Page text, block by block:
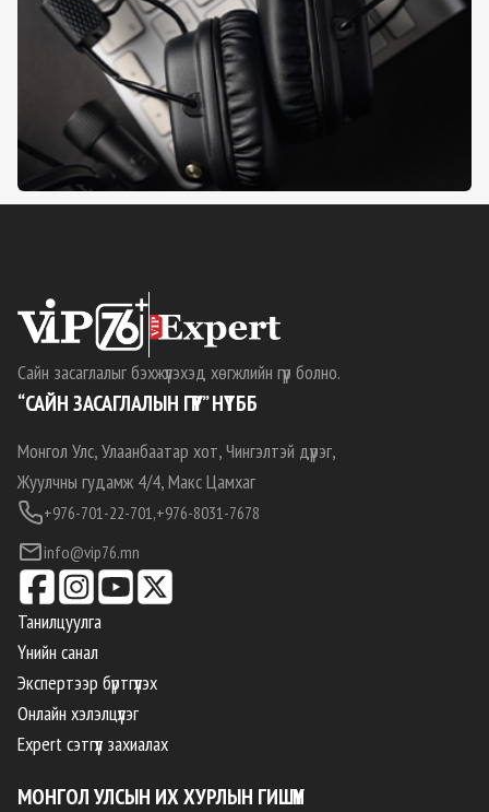
Сайн засаглалыг бэхжүүлэхэд хөгжлийн гүүр болно.
“САЙН ЗАСАГЛАЛЫН ГҮҮР” НҮТББ
Монгол Улс, Улаанбаатар хот, Чингэлтэй дүүрэг,
Жуулчны гудамж 4/4, Макс Цамхаг
+976-701-22-701,+976-8031-7678
info@vip76.mn
Танилцуулга
Үнийн санал
Экспертээр бүртгүүлэх
Онлайн хэлэлцүүлэг
Expert сэтгүүл захиалах
МОНГОЛ УЛСЫН ИХ ХУРЛЫН ГИШҮҮН